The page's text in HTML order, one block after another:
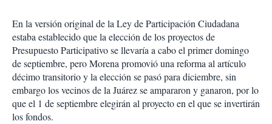
En la versión original de la Ley de Participación Ciudadana
estaba establecido que la elección de los proyectos de
Presupuesto Participativo se llevaría a cabo el primer domingo
de septiembre, pero Morena promovió una reforma al artículo
décimo transitorio y la elección se pasó para diciembre, sin
embargo los vecinos de la Juárez se ampararon y ganaron, por lo
que el 1 de septiembre elegirán al proyecto en el que se invertirán
los fondos.